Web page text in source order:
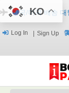
한국/미국 배송 대
Log In Sign Up
KO